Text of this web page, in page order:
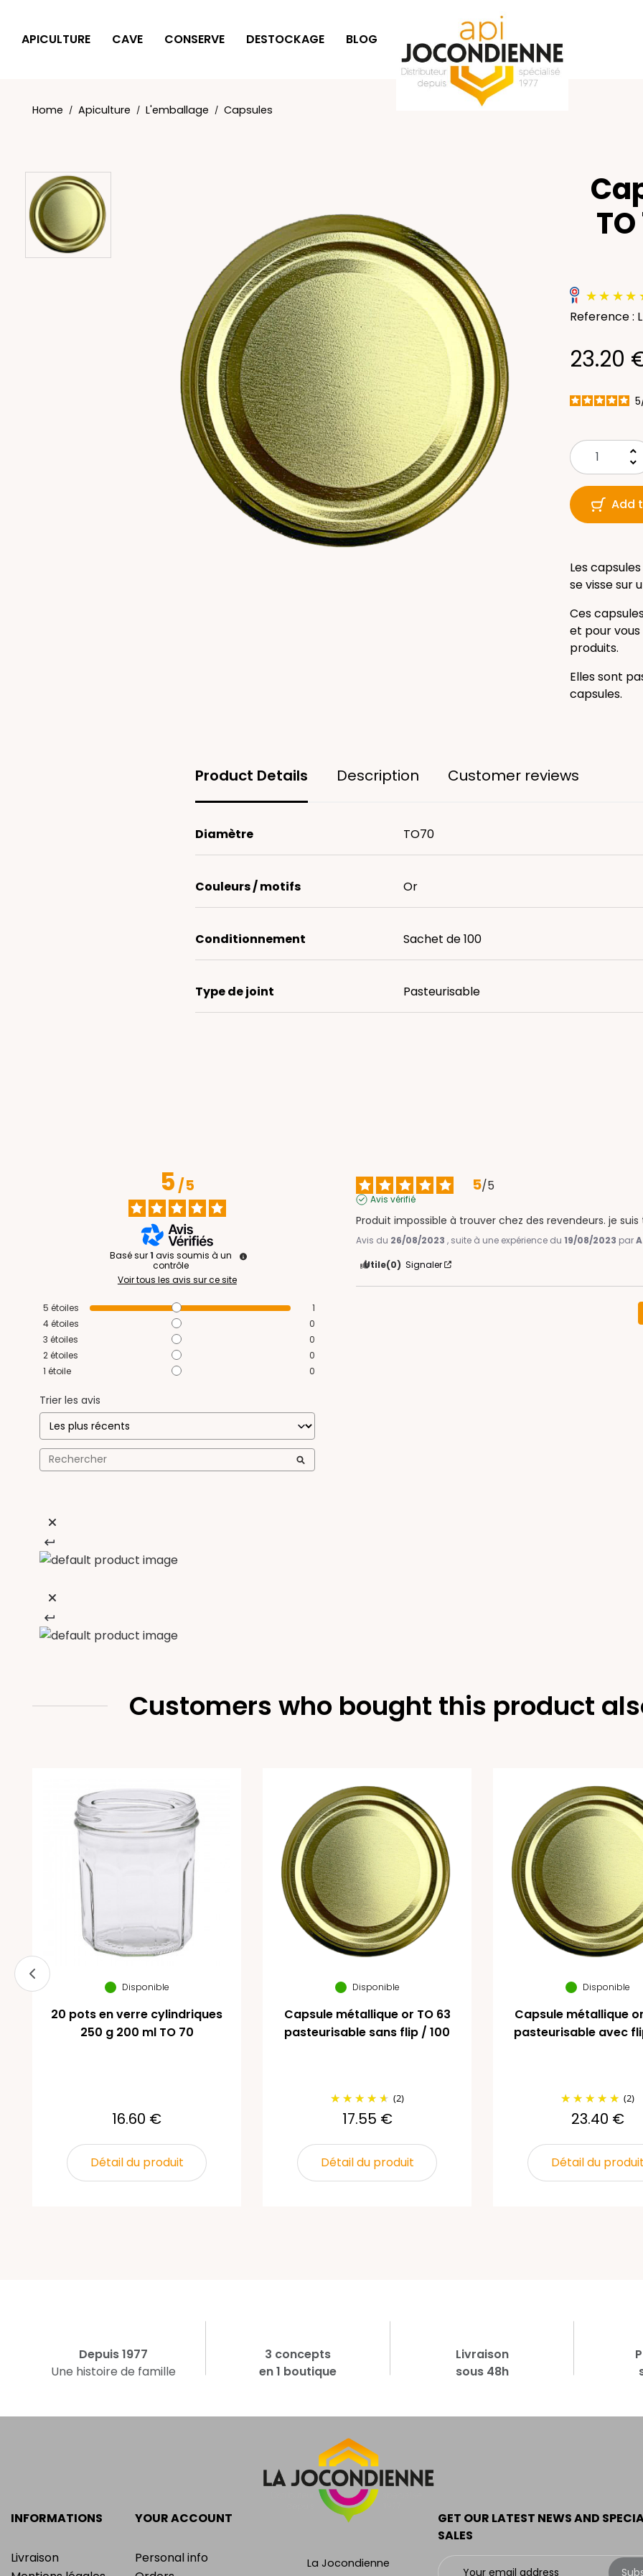
APICULTURE CAVE CONSERVE DESTOCKAGE BLOG IDÉES CADEAUX
Home Apiculture L'emballage Capsules
Reference :
23.20
5
keyboard_arrow_up
keyboard_arrow_down
Add
Les
se visse sur
Ces
et pour
produits.
Elles sont
capsules.
Product Details Description Customer reviews
Diamètre TO70
Couleurs / motifs Or
Conditionnement Sachet de 100
Type de joint Pasteurisable
5/5
Basé sur1 avis soumis à un
contrôle
Voir tous les avis sur ce site
5 étoiles
1
4étoiles
0
3 étoiles
0
2étoiles
0
1 étoile 0
Trier les avis
5/5
Avis vérifié
Produit impossible à trouver chez des revendeurs. je
Avis du 26/08/2023 , suite à une expérience du19/08/2023 par
Utile(0) Signaler
Customers who bought this product
Disponible
20 pots en verre cylindriques
250 g 200 ml TO 70
16.60 €
Détail du produit
Disponible
Capsule métallique or TO 63
pasteurisable sans flip / 100
(2)
17.55 €
Détail du produit
Disponible
Capsule métallique
pasteurisable avec
(2)
23.40 €
Détail du
Depuis 1977
Une histoire de famille
3 concepts
en 1 boutique
Livraison
sous 48h
INFORMATIONS
Livraison
YOUR ACCOUNT
Personal info
La Jocondienne
GET OUR LATEST NEWS AND
SALES